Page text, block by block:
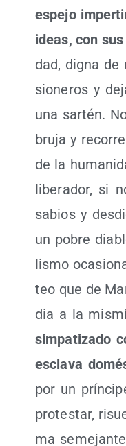
espe­jo
ideas, con
dad, dig­na
sio­ne­ros y
una sar­tén.
bru­ja y
de la
libe­ra­dor, si
sabios y
un pobre
lis­mo
teo que de
dia a la
sim­pa­ti­za­do
escla­va
por un
pro­tes­tar,
ma